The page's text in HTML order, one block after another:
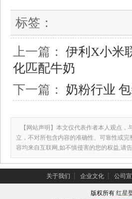
标签：
上一篇： 伊利X小米
化匹配牛奶
下一篇： 奶粉行业
【网站声明】本文仅代表作者本人观点，
立，不对所包含内容的准确性、可靠性或
容均来自互联网,如不慎侵害的您的权益,请
关于我们 ┆ 企业文化 ┆ 公司
版权所有红星